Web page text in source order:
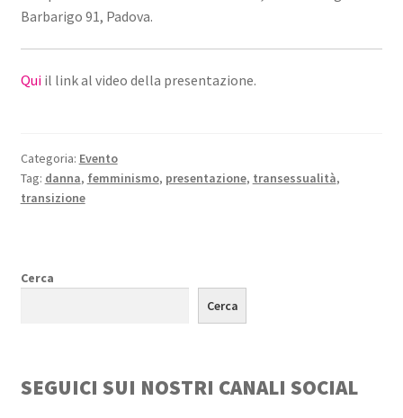
Barbarigo 91, Padova.
Quiil link al video della presentazione.
Categoria: Evento
Tag: danna, femminismo, presentazione, transessualità,
transizione
Cerca
Cerca
SEGUICI SUI NOSTRI CANALI SOCIAL